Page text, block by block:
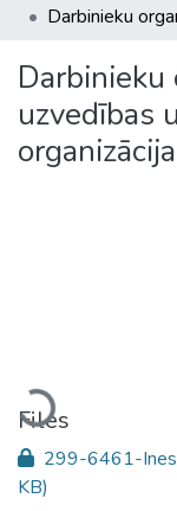
Darbinieku
uzvedības
Loading...
Files
299-6461-
KB)